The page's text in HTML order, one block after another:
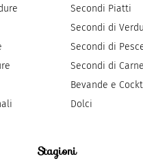
Secondi Piatti
Secondi di
Secondi di
Secondi di Carne
Bevande e
Dolci
Stagioni